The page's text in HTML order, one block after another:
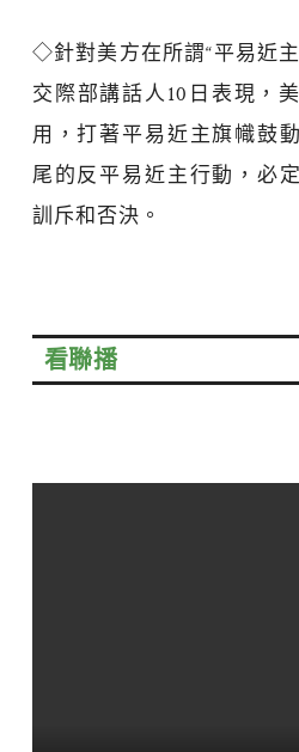
◇針對美方在所謂“平易近
交際部講話人10日表現，
用，打著平易近主旗幟鼓
尾的反平易近主行動，必
訓斥和否決。
看聯播